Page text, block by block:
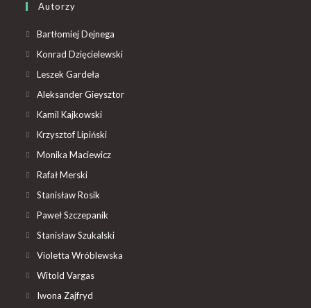
Autorzy
Bartłomiej Dejnega
Konrad Dzięcielewski
Leszek Gardeła
Aleksander Gieysztor
Kamil Kajkowski
Krzysztof Lipiński
Monika Maciewicz
Rafał Merski
Stanisław Rosik
Paweł Szczepanik
Stanisław Szukalski
Violetta Wróblewska
Witold Vargas
Iwona Zajfryd